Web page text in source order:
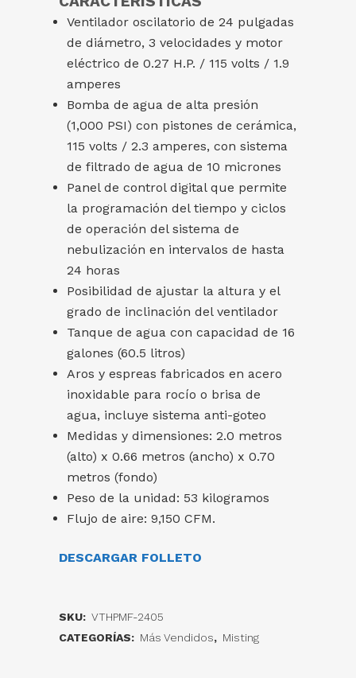
Ventilador oscilatorio de 24 pulgadas
de diámetro, 3 velocidades y motor
eléctrico de 0.27 H.P. / 115 volts / 1.9
amperes
Bomba de agua de alta presión
(1,000 PSI) con pistones de cerámica,
115 volts / 2.3 amperes, con sistema
de filtrado de agua de 10 micrones
Panel de control digital que permite
la programación del tiempo y ciclos
de operación del sistema de
nebulización en intervalos de hasta
24 horas
Posibilidad de ajustar la altura y el
grado de inclinación del ventilador
Tanque de agua con capacidad de 16
galones (60.5 litros)
Aros y espreas fabricados en acero
inoxidable para rocío o brisa de
agua, incluye sistema anti-goteo
Medidas y dimensiones: 2.0 metros
(alto) x 0.66 metros (ancho) x 0.70
metros (fondo)
Peso de la unidad: 53 kilogramos
Flujo de aire: 9,150 CFM.
DESCARGAR FOLLETO
SKU: VTHPMF-2405
CATEGORÍAS: Más Vendidos, Misting